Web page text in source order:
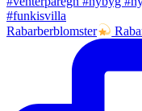
Rabarberblomster